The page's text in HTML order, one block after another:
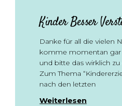
Kinder Besser
Danke für all die vielen
komme momentan
und bitte das wirklich
Zum Thema
nach den letzten
Weiterlesen